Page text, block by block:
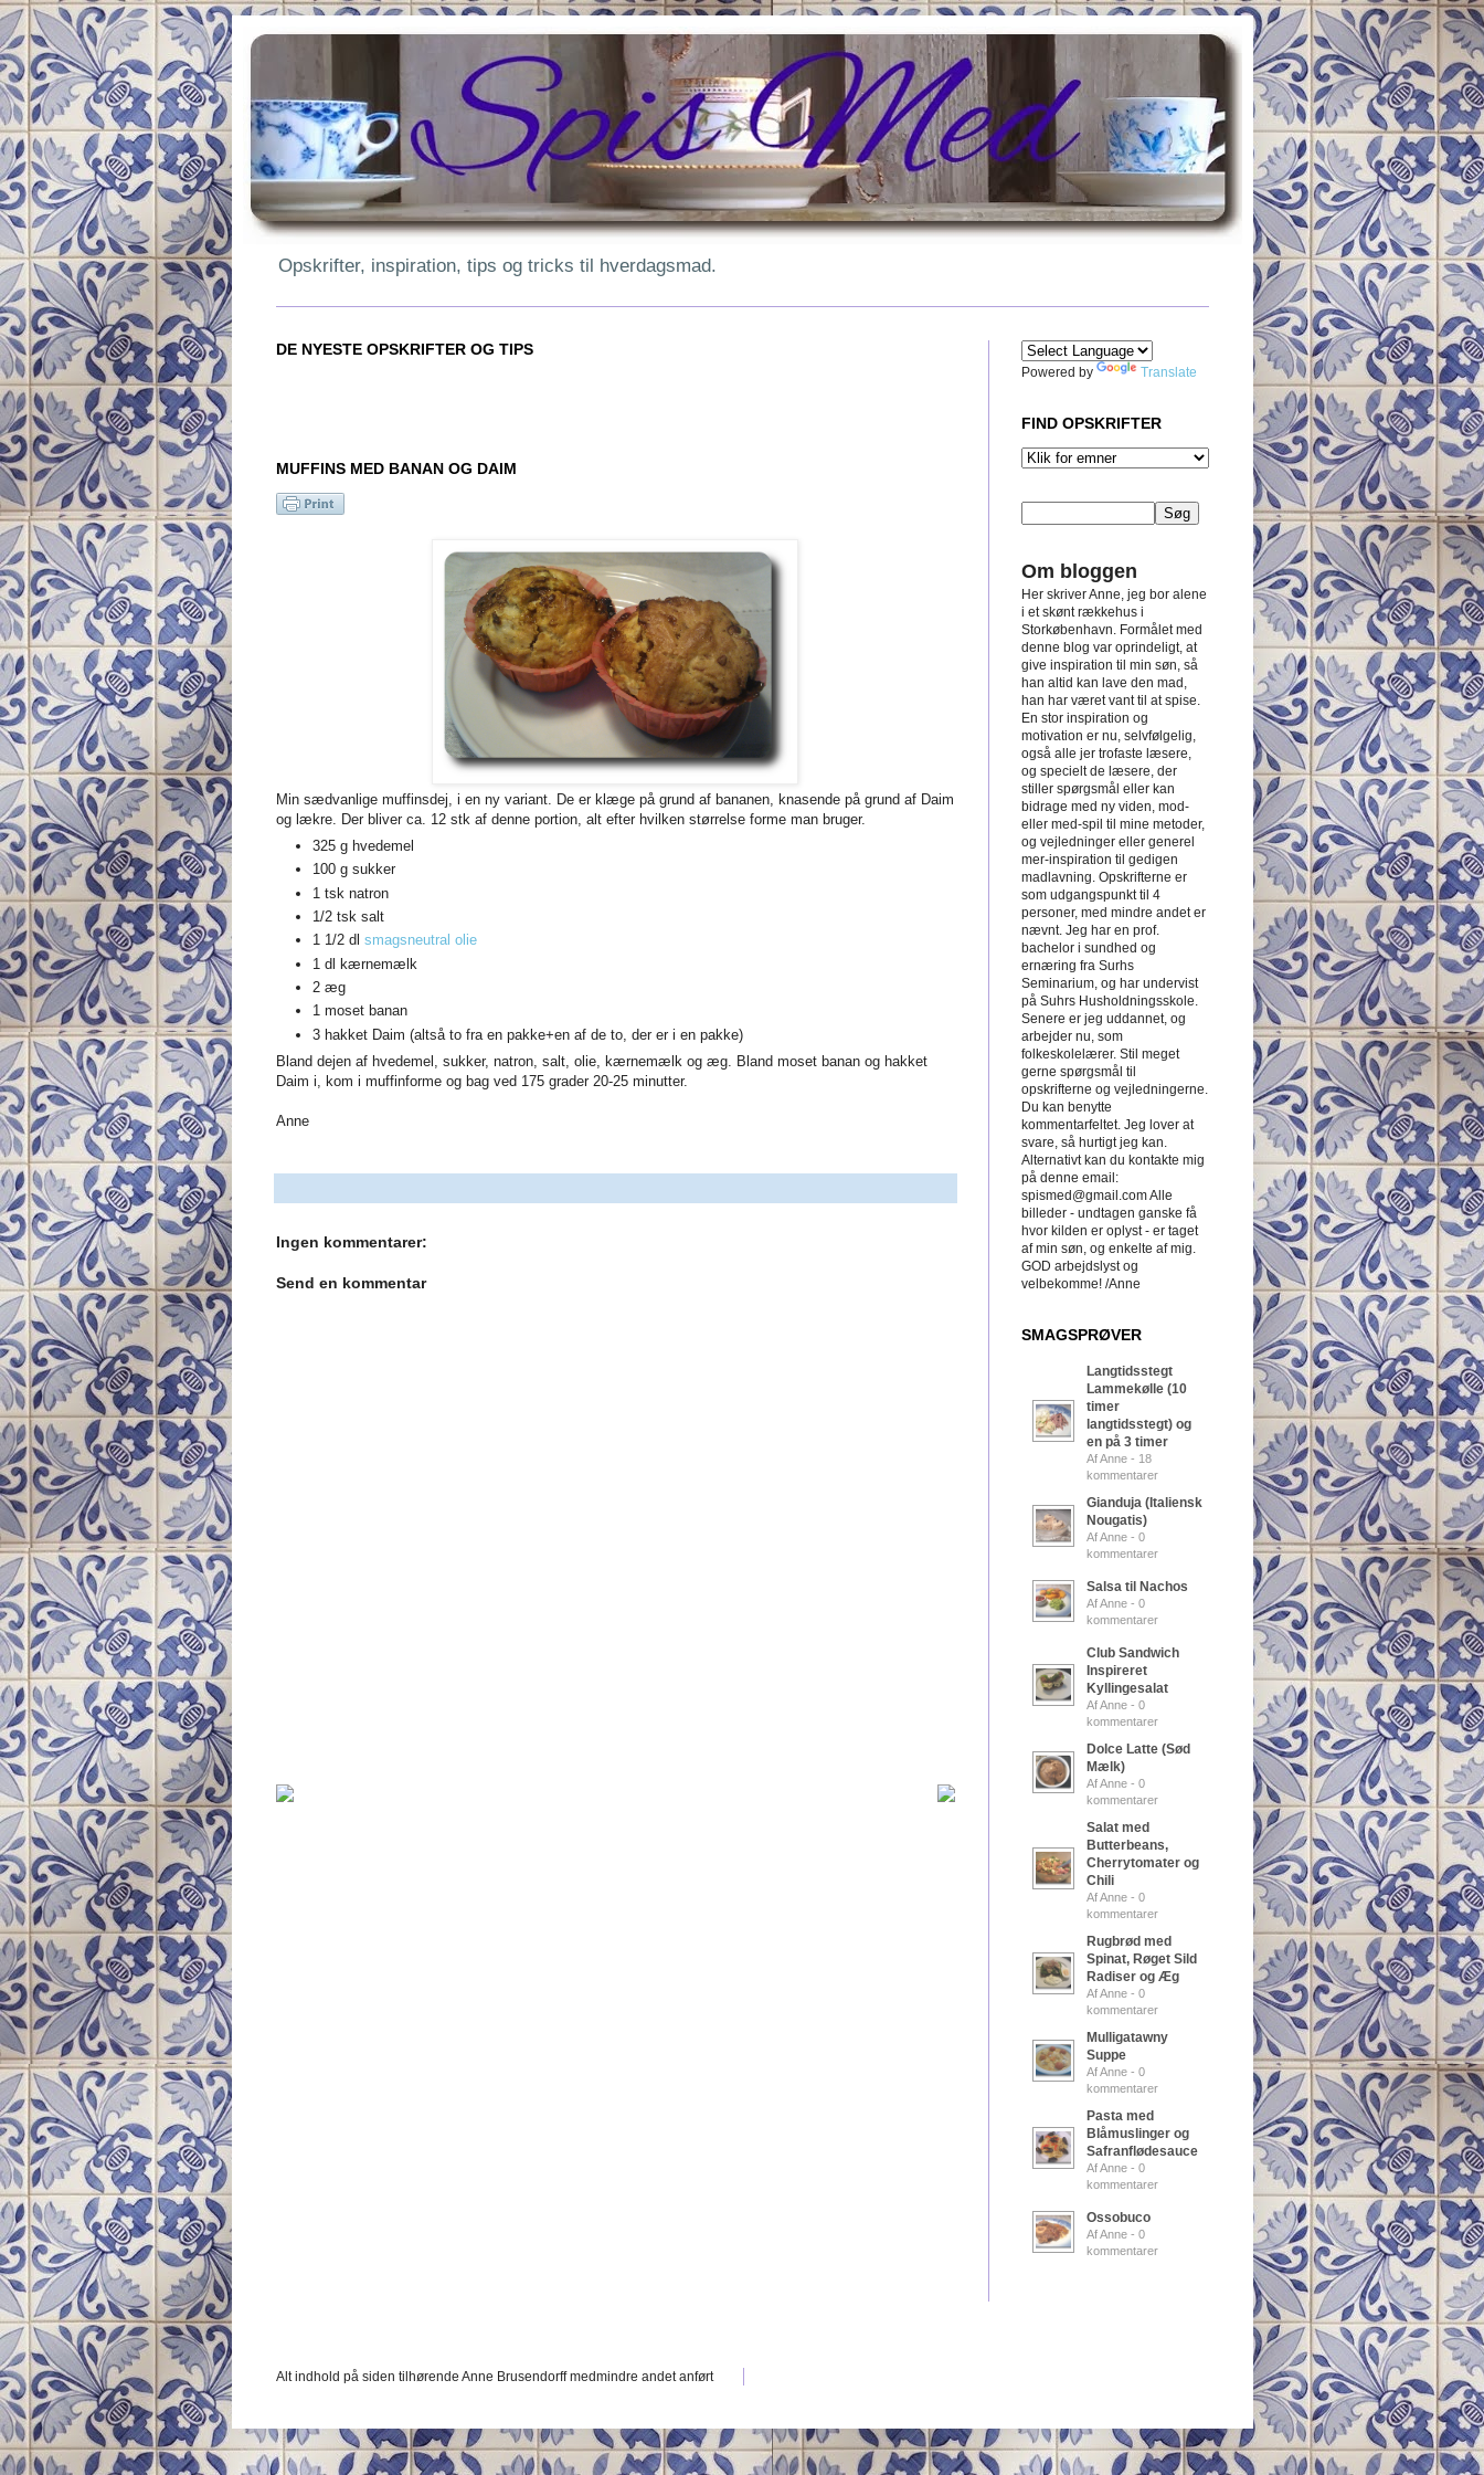
Opskrifter, inspiration, tips og tricks til hverdagsmad.
DE NYESTE OPSKRIFTER OG TIPS
MUFFINS MED BANAN OG DAIM
Min sædvanlige muffinsdej, i en ny variant. De er klæge på grund af bananen, knasende på grund af Daim
og lækre. Der bliver ca. 12 stk af denne portion, alt efter hvilken størrelse forme man bruger.
325 g hvedemel
100 g sukker
1 tsk natron
1/2 tsk salt
1 1/2 dl smagsneutral olie
1 dl kærnemælk
2 æg
1 moset banan
3 hakket Daim (altså to fra en pakke+en af de to, der er i en pakke)
Bland dejen af hvedemel, sukker, natron, salt, olie, kærnemælk og æg. Bland moset banan og hakket
Daim i, kom i muffinforme og bag ved 175 grader 20-25 minutter.
Anne
Ingen kommentarer:
Send en kommentar
Powered by Translate
FIND OPSKRIFTER
Om bloggen
Her skriver Anne, jeg bor alene
i et skønt rækkehus i
Storkøbenhavn. Formålet med
denne blog var oprindeligt, at
give inspiration til min søn, så
han altid kan lave den mad,
han har været vant til at spise.
En stor inspiration og
motivation er nu, selvfølgelig,
også alle jer trofaste læsere,
og specielt de læsere, der
stiller spørgsmål eller kan
bidrage med ny viden, mod-
eller med-spil til mine metoder,
og vejledninger eller generel
mer-inspiration til gedigen
madlavning. Opskrifterne er
som udgangspunkt til 4
personer, med mindre andet er
nævnt. Jeg har en prof.
bachelor i sundhed og
ernæring fra Surhs
Seminarium, og har undervist
på Suhrs Husholdningsskole.
Senere er jeg uddannet, og
arbejder nu, som
folkeskolelærer. Stil meget
gerne spørgsmål til
opskrifterne og vejledningerne.
Du kan benytte
kommentarfeltet. Jeg lover at
svare, så hurtigt jeg kan.
Alternativt kan du kontakte mig
på denne email:
spismed@gmail.com Alle
billeder - undtagen ganske få
hvor kilden er oplyst - er taget
af min søn, og enkelte af mig.
GOD arbejdslyst og
velbekomme! /Anne
SMAGSPRØVER
Langtidsstegt
Lammekølle (10
timer
langtidsstegt) og
en på 3 timer
Af Anne - 18
kommentarer
Gianduja (Italiensk
Nougatis)
Af Anne - 0
kommentarer
Salsa til Nachos
Af Anne - 0
kommentarer
Club Sandwich
Inspireret
Kyllingesalat
Af Anne - 0
kommentarer
Dolce Latte (Sød
Mælk)
Af Anne - 0
kommentarer
Salat med
Butterbeans,
Cherrytomater og
Chili
Af Anne - 0
kommentarer
Rugbrød med
Spinat, Røget Sild
Radiser og Æg
Af Anne - 0
kommentarer
Mulligatawny
Suppe
Af Anne - 0
kommentarer
Pasta med
Blåmuslinger og
Safranflødesauce
Af Anne - 0
kommentarer
Ossobuco
Af Anne - 0
kommentarer
Alt indhold på siden tilhørende Anne Brusendorff medmindre andet anført